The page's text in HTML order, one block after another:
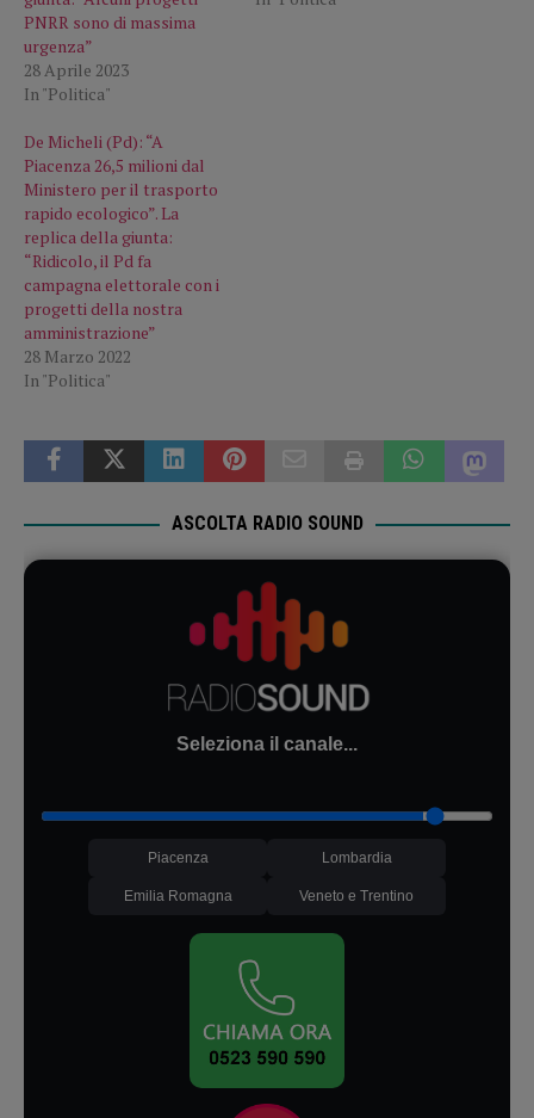
PNRR sono di massima
urgenza”
28 Aprile 2023
In "Politica"
De Micheli (Pd): “A
Piacenza 26,5 milioni dal
Ministero per il trasporto
rapido ecologico”. La
replica della giunta:
“Ridicolo, il Pd fa
campagna elettorale con i
progetti della nostra
amministrazione”
28 Marzo 2022
In "Politica"
ASCOLTA RADIO SOUND
Seleziona il canale...
Piacenza Lombardia
Emilia Romagna Veneto e Trentino